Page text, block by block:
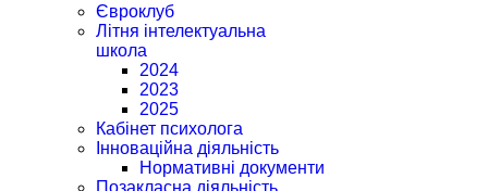
Євроклуб
Літня інтелектуальна
школа
2024
2023
2025
Кабінет психолога
Інноваційна діяльність
Нормативні документи
Позакласна діяльність